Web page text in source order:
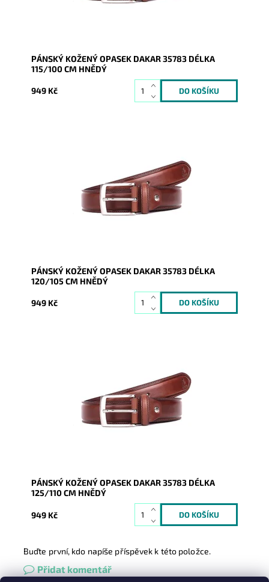
PÁNSKÝ KOŽENÝ OPASEK DAKAR 35783 DÉLKA
115/100 CM HNĚDÝ
949 Kč
16920
DAKAR
2 roky
PÁNSKÝ KOŽENÝ OPASEK DAKAR 35783 DÉLKA
120/105 CM HNĚDÝ
949 Kč
16921
DAKAR
2 roky
PÁNSKÝ KOŽENÝ OPASEK DAKAR 35783 DÉLKA
125/110 CM HNĚDÝ
949 Kč
Buďte první, kdo napíše příspěvek k této položce.
Přidat komentář